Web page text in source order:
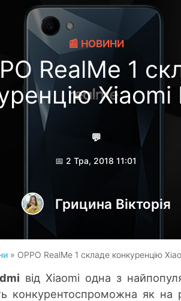
📰 НОВИНИ
RealMe 1
Xiaomi
💬
📅 2 Тра, 2018 11:01
Грицина Вікторія
» OPPO RealMe 1 складе конкуренцію
від Xiaomi одна з
конкурентоспроможна як на